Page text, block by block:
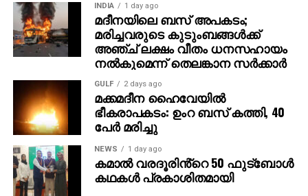
പേരന്പ്, നന്പകൽ നേരത്തു, കാതൽ. .,അങ്ങനെ
പോകുന്നു ഈ മാറ്റിനിർത്തലിന്റെ രാഷ്ട്രീയ
ഉദാഹരനങ്ങൾ. ..
എഴുപതുകളിലും പുതു തലമുറയെ വെല്ലുവിളിച്ചു
കൊണ്ട് നാട്യകലയിൽ പുതിയ ഉയരങ്ങൾ കീഴടക്കുന്ന
മമ്മൂട്ടിയെ ഇളം തലമുറ പാഠപുസ്തകമാക്കണം.
അത് കൊണ്ട് മമ്മൂട്ടിയും മോഹൻലാലും മാറി
നിൽക്കുകയല്ല വേണ്ടത്, മറിച്ചു വരും തലമുറ
അവരോട് ഏറ്റുമുട്ടി വിജയിക്കട്ടെ
നമ്മുടെ എല്ലാം പ്രാർത്ഥന സഫലമായി മമ്മൂട്ടി
രോഗത്തെ തോൽപിച്ചു വീണ്ടും തിരിച്ചു വന്നിരിക്കുന്നു.
..നാട്യ കലയിൽ സപര്യ തുടരാൻ. ..തുടർന്നും മമ്മൂട്ടി
INDIA 1 day ago
മദീനയിലെ ബസ് അപകടം;
മരിച്ചവരുടെ കുടുംബങ്ങള്‍ക്ക്
അഞ്ച് ലക്ഷം വീതം ധനസഹായം
നല്‍കുമെന്ന് തെലങ്കാന സര്‍ക്കാര്‍
GULF 2 days ago
മക്കമദീന ഹൈവേയില്‍
ഭീകരാപകടം: ഉംറ ബസ് കത്തി, 40
പേര്‍ മരിച്ചു
NEWS 1 day ago
കമാൽ വരദൂരിൻ്റെ 50 ഫുട്ബോൾ
കഥകൾ പ്രകാശിതമായി